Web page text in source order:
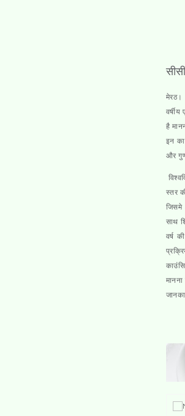
मेरठ।
है
इन
और
स्तर
जिसमे
साथ
वर्ष